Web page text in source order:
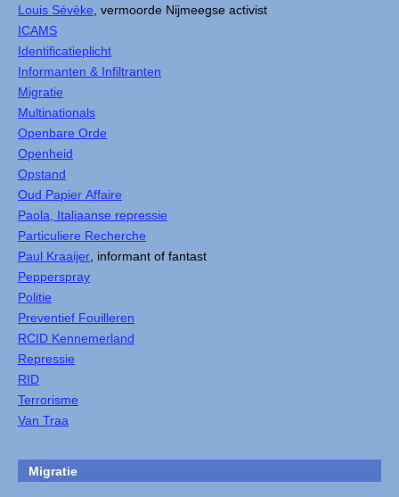
Louis Sévèke, vermoorde Nijmeegse activist
ICAMS
Identificatieplicht
Informanten & Infiltranten
Migratie
Multinationals
Openbare Orde
Openheid
Opstand
Oud Papier Affaire
Paola, Italiaanse repressie
Particuliere Recherche
Paul Kraaijer, informant of fantast
Pepperspray
Politie
Preventief Fouilleren
RCID Kennemerland
Repressie
RID
Terrorisme
Van Traa
Migratie